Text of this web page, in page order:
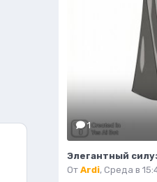
1
От Ardi, Среда в